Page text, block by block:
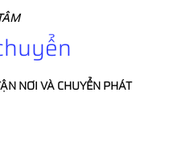
NƠI VÀ CHUYỂN PHÁT